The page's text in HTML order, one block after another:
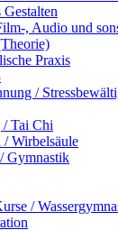
, Audio und
Praxis
/
Tai Chi
/ Wirbelsäule
Gymnastik
/